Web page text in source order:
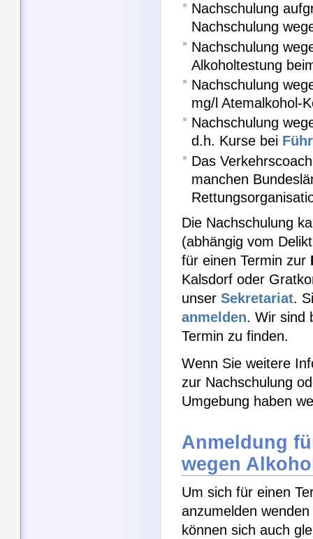
Nachschulung
Nachschulung
Nachschulung
Alkoholtestung
Nachschulung
mg/l Atemalkohol-
Nachschulung
d.h. Kurse bei
Das
manchen
Die Nachschulung
(abhängig vom
für einen Termin zur
Kalsdorf oder
unser Sekretariat.
anmelden. Wir sind
Termin zu finden.
Wenn Sie weitere
zur Nachschulung
Umgebung haben
Anmeldung
wegen
Um sich für einen
anzumelden
können sich auch